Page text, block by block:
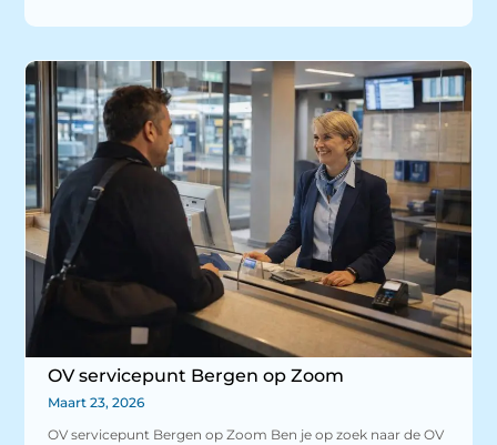
OV servicepunt Bergen op Zoom
Maart 23, 2026
OV servicepunt Bergen op Zoom Ben je op zoek naar de OV